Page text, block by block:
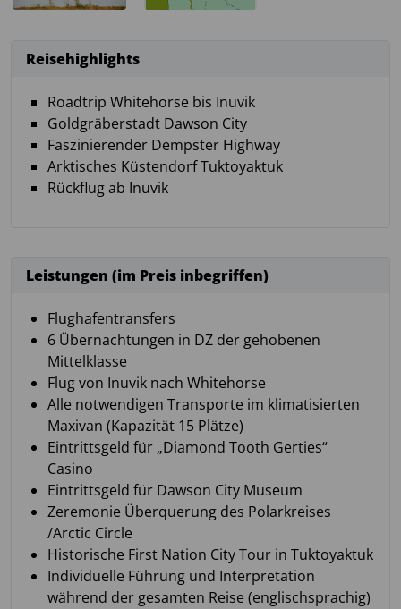
Reisehighlights
Roadtrip Whitehorse bis Inuvik
Goldgräberstadt Dawson City
Faszinierender Dempster Highway
Arktisches Küstendorf Tuktoyaktuk
Rückflug ab Inuvik
Leistungen (im Preis inbegriffen)
Flughafentransfers
6 Übernachtungen in DZ der gehobenen
Mittelklasse
Flug von Inuvik nach Whitehorse
Alle notwendigen Transporte im klimatisierten
Maxivan (Kapazität 15 Plätze)
Eintrittsgeld für „Diamond Tooth Gerties“
Casino
Eintrittsgeld für Dawson City Museum
Zeremonie Überquerung des Polarkreises
/Arctic Circle
Historische First Nation City Tour in Tuktoyaktuk
Individuelle Führung und Interpretation
während der gesamten Reise (englischsprachig)